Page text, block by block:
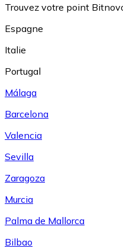
Trouvez votre point
Espagne
Italie
Portugal
Málaga
Barcelona
Valencia
Sevilla
Zaragoza
Murcia
Palma de Mallorca
Bilbao